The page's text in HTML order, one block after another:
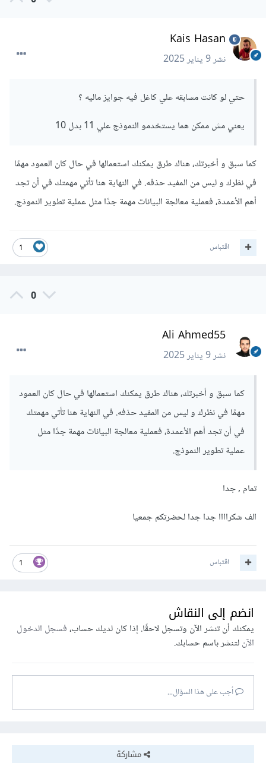
Kais Hasan
نشر9 يناير 2025
حتي لو كانت مسابقه علي كاغل فيه جوايز ماليه ؟
يعني مش ممكن هما يستخدمو النموذج علي 11 بدل 10
كما سبق و أخبرتك، هناك طرق يمكنك استعمالها في حال كان العمود مهمًا
في نظرك و ليس من المفيد حذفه. في النهاية هنا تأتي مهمتك في أن تجد
أهم الأعمدة، فعملية معالجة البيانات مهمة جدًا مثل عملية تطوير النموذج.
1 اقتباس
0
Ali Ahmed55
نشر9 يناير 2025
كما سبق و أخبرتك، هناك طرق يمكنك استعمالها في حال كان العمود
مهمًا في نظرك و ليس من المفيد حذفه. في النهاية هنا تأتي مهمتك
في أن تجد أهم الأعمدة، فعملية معالجة البيانات مهمة جدًا مثل
عملية تطوير النموذج.
تمام , جدا
الف شكراااا جدا جدا لحضرتكم جمعيا
1 اقتباس
انضم إلى النقاش
يمكنك أن تنشر الآن وتسجل لاحقًا. إذا كان لديك حساب،فسجل الدخول
الآنلتنشر باسم حسابك.
أجب على هذا السؤال...
مشاركة